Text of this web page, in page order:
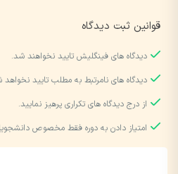
قوانین ثبت دیدگاه
دیدگاه های فینگلیش تایید نخواهند شد.
دیدگاه های نامرتبط به مطلب تایید
از درج دیدگاه های تکراری پرهیز نمایید.
امتیاز دادن به دوره فقط مخصوص